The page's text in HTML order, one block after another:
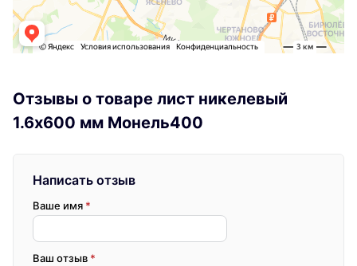
Отзывы о товаре лист никелевый
1.6x600 мм Монель400
Написать отзыв
Ваше имя *
Ваш отзыв *